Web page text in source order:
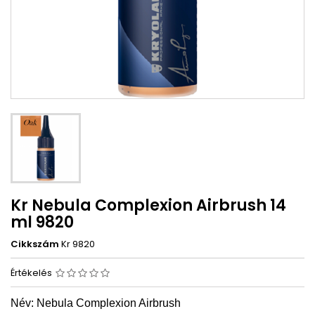
Kr Nebula Complexion Airbrush 14
ml 9820
Cikkszám Kr 9820
Értékelés
Név: Nebula Complexion Airbrush